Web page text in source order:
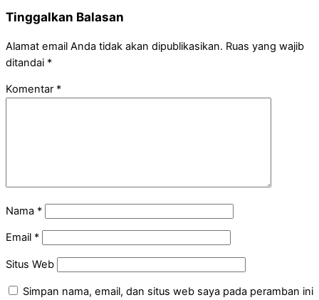
Tinggalkan Balasan
Alamat email Anda tidak akan dipublikasikan. Ruas yang wajib
ditandai *
Komentar *
Nama *
Email *
Situs Web
Simpan nama, email, dan situs web saya pada peramban ini